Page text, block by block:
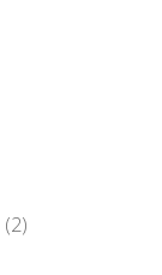
(2)